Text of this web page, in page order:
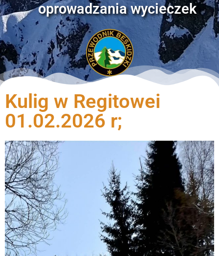
oprowadzania wycieczek
Kulig w Regitowei
01.02.2026 r;